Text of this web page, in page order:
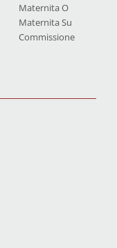
Maternita O
Maternita Su
Commissione